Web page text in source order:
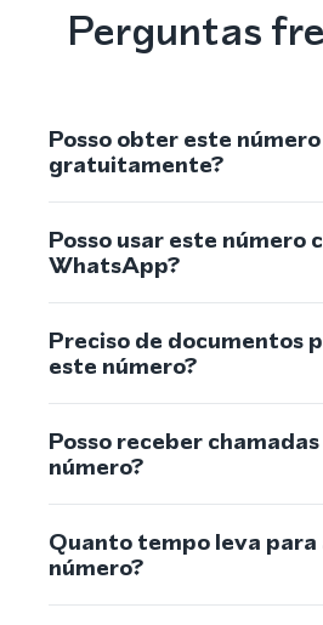
Perguntas
Posso obter este número
gratuitamente?
Posso usar este número
WhatsApp?
Preciso de documentos
este número?
Posso receber
número?
Quanto tempo leva
número?